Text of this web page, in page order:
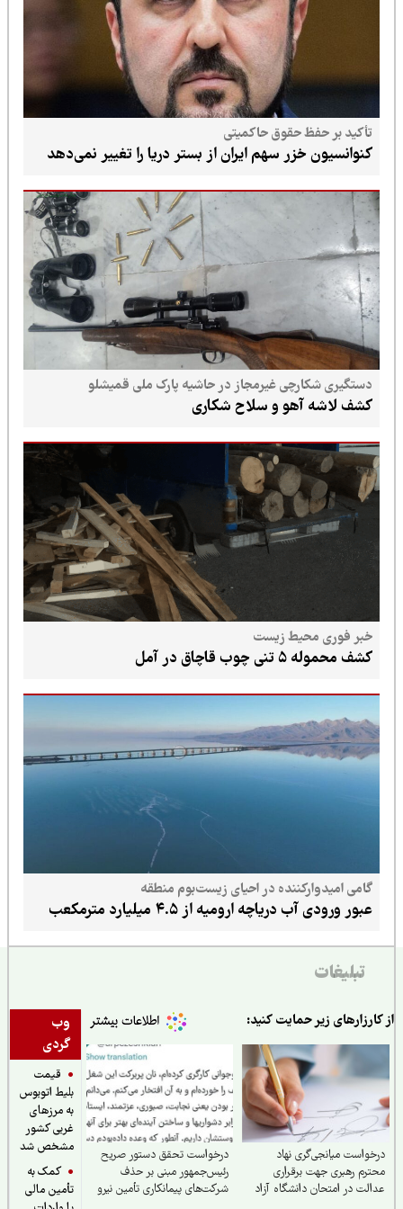
تأکید بر حفظ حقوق حاکمیتی
کنوانسیون خزر سهم ایران از بستر دریا را تغییر نمی‌دهد
دستگیری شکارچی غیرمجاز در حاشیه پارک ملی قمیشلو
کشف لاشه آهو و سلاح شکاری
خبر فوری محیط زیست
کشف محموله ۵ تنی چوب قاچاق در آمل
گامی امیدوارکننده در احیای زیست‌بوم منطقه
عبور ورودی آب دریاچه ارومیه از ۴.۵ میلیارد مترمکعب
تبلیغات
وب
گردی
قیمت
بلیط اتوبوس
به مرزهای
غربی کشور
مشخص شد
کمک به
تأمین مالی
زیر حمایت کنید:
میانجی‌گری نهاد
رهبری جهت برقراری
در امتحان دانشگاه آزاد
درخواست تحقق دستور صریح
رئیس‌جمهور مبنی بر حذف
شرکت‌های پیمانکاری تأمین نیرو